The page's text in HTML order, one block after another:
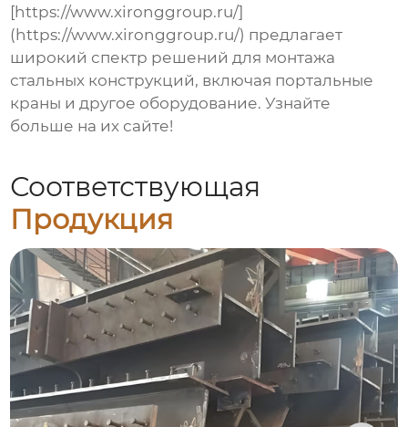
[https://www.xironggroup.ru/]
(https://www.xironggroup.ru/) предлагает
широкий спектр решений для монтажа
стальных конструкций, включая портальные
краны и другое оборудование. Узнайте
больше на их сайте!
Соответствующая
Продукция